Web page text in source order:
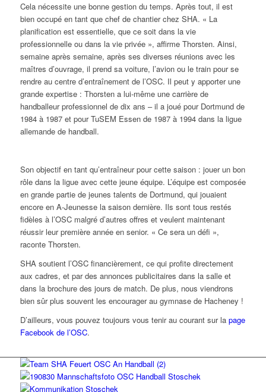
Cela nécessite une bonne gestion du temps. Après tout, il est
bien occupé en tant que chef de chantier chez SHA. « La
planification est essentielle, que ce soit dans la vie
professionnelle ou dans la vie privée », affirme Thorsten. Ainsi,
semaine après semaine, après ses diverses réunions avec les
maîtres d’ouvrage, il prend sa voiture, l’avion ou le train pour se
rendre au centre d’entraînement de l’OSC. Il peut y apporter une
grande expertise : Thorsten a lui-même une carrière de
handballeur professionnel de dix ans – il a joué pour Dortmund de
1984 à 1987 et pour TuSEM Essen de 1987 à 1994 dans la ligue
allemande de handball.
Son objectif en tant qu’entraîneur pour cette saison : jouer un bon
rôle dans la ligue avec cette jeune équipe. L’équipe est composée
en grande partie de jeunes talents de Dortmund, qui jouaient
encore en A-Jeunesse la saison dernière. Ils sont tous restés
fidèles à l’OSC malgré d’autres offres et veulent maintenant
réussir leur première année en senior. « Ce sera un défi »,
raconte Thorsten.
SHA soutient l’OSC financièrement, ce qui profite directement
aux cadres, et par des annonces publicitaires dans la salle et
dans la brochure des jours de match. De plus, nous viendrons
bien sûr plus souvent les encourager au gymnase de Hacheney !
D’ailleurs, vous pouvez toujours vous tenir au courant sur la page
Facebook de l’OSC.